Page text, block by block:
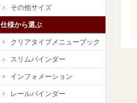
その他サイズ
仕様から選ぶ
クリアタイプメニューブック
スリムバインダー
インフォメーション
レールバインダー